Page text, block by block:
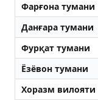
Фарғона тумани
Данғара тумани
Фурқат тумани
Ёзёвон тумани
Хоразм вилояти